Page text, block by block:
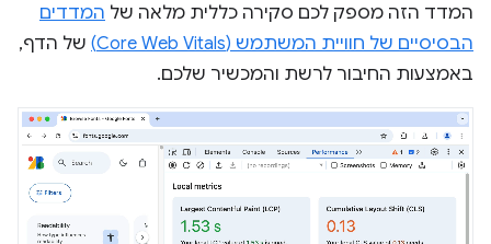
המדד הזה מספק לכם סקירה כללית מלאה של המדדים
הבסיסיים של חוויית המשתמש (Core Web Vitals)
של הדף,
באמצעות החיבור לרשת והמכשיר שלכם.